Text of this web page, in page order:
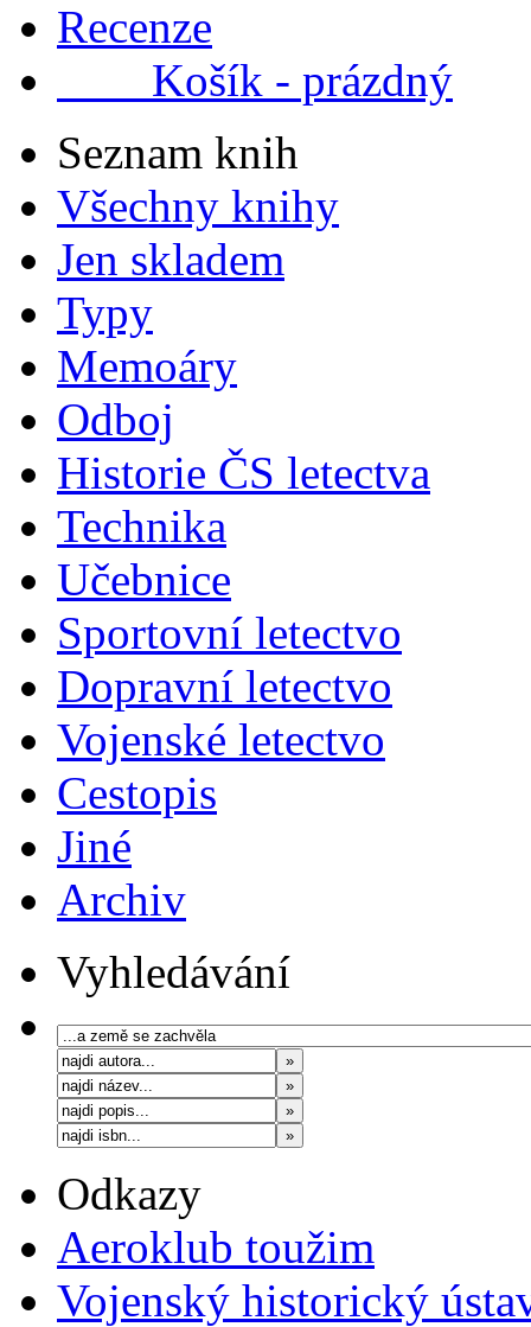
Recenze
Košík - prázdný
Seznam knih
Všechny knihy
Jen skladem
Typy
Memoáry
Odboj
Historie ČS letectva
Technika
Učebnice
Sportovní letectvo
Dopravní letectvo
Vojenské letectvo
Cestopis
Jiné
Archiv
Vyhledávání
Odkazy
Aeroklub toužim
Vojenský historický